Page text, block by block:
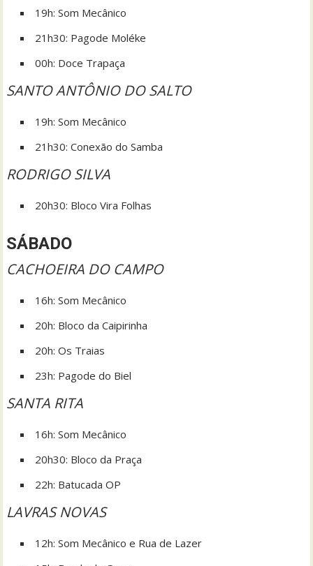
19h: Som Mecânico
21h30: Pagode Moléke
00h: Doce Trapaça
SANTO ANTÔNIO DO SALTO
19h: Som Mecânico
21h30: Conexão do Samba
RODRIGO SILVA
20h30: Bloco Vira Folhas
SÁBADO
CACHOEIRA DO CAMPO
16h: Som Mecânico
20h: Bloco da Caipirinha
20h: Os Traias
23h: Pagode do Biel
SANTA RITA
16h: Som Mecânico
20h30: Bloco da Praça
22h: Batucada OP
LAVRAS NOVAS
12h: Som Mecânico e Rua de Lazer